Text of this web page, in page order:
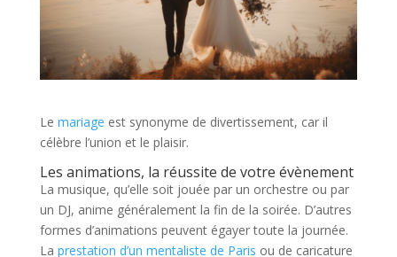
Le mariage est synonyme de divertissement, car il
célèbre l’union et le plaisir.
Les animations, la réussite de votre évènement
La musique, qu’elle soit jouée par un orchestre ou par
un DJ, anime généralement la fin de la soirée. D’autres
formes d’animations peuvent égayer toute la journée.
La prestation d’un mentaliste de Paris ou de caricature